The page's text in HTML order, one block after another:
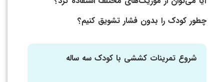
چطور کودک را بدون فشار تشویق کنیم؟
شروع تمرینات کششی با کودک سه ساله